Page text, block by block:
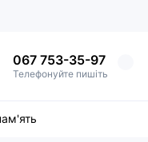
067 753-35-97
Телефонуйте пишіть